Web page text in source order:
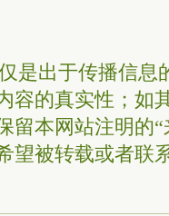
是出于传播信息
容的真实性；如
留本网站注明的
望被转载或者联